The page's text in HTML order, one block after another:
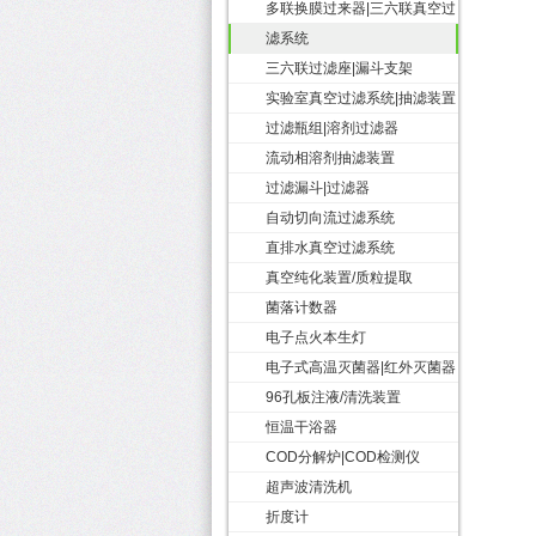
多联换膜过来器|三六联真空过
滤系统
三六联过滤座|漏斗支架
实验室真空过滤系统|抽滤装置
过滤瓶组|溶剂过滤器
流动相溶剂抽滤装置
过滤漏斗|过滤器
自动切向流过滤系统
直排水真空过滤系统
真空纯化装置/质粒提取
菌落计数器
电子点火本生灯
电子式高温灭菌器|红外灭菌器
96孔板注液/清洗装置
恒温干浴器
COD分解炉|COD检测仪
超声波清洗机
折度计